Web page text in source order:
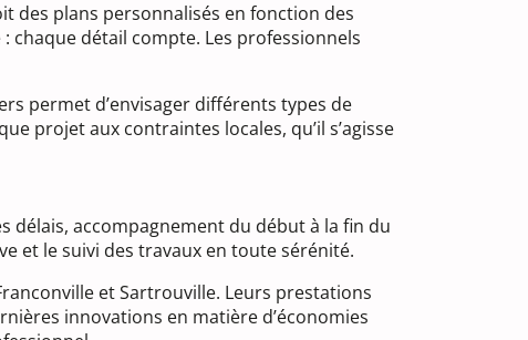
des plans personnalisés en fonction des
chaque détail compte. Les professionnels
permet d’envisager différents types de
projet aux contraintes locales, qu’il s’agisse
délais, accompagnement du début à la fin du
et le suivi des travaux en toute sérénité.
et Sartrouville. Leurs prestations
innovations en matière d’économies